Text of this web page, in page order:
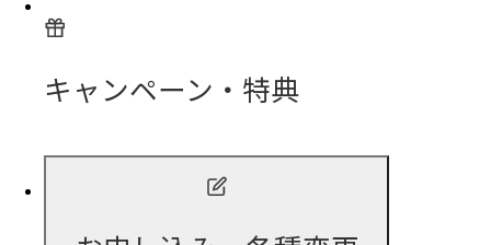
キャンペーン・特典